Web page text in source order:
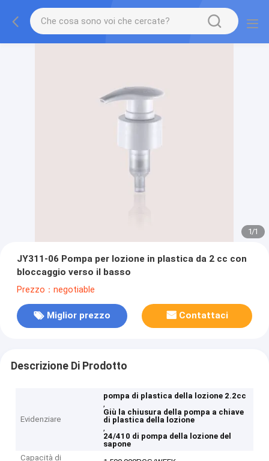
1/1
JY311-06 Pompa per lozione in plastica da 2 cc con
bloccaggio verso il basso
Prezzo：negotiable
Miglior prezzo Contattaci
Descrizione Di Prodotto
Evidenziare
pompa di plastica della lozione 2.2cc
,
Giù la chiusura della pompa a chiave
di plastica della lozione
,
24/410 di pompa della lozione del
sapone
Capacità di